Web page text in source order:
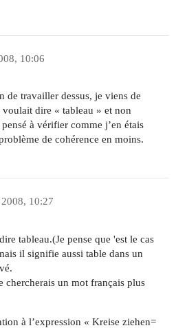
10:06
de travailler dessus, je viens de
dire « tableau » et non
à vérifier comme j’en étais
de cohérence en moins.
10:27
tableau.(Je pense que 'est le cas
il signifie aussi table dans un
chercherais un mot français plus
à l’expression « Kreise ziehen=